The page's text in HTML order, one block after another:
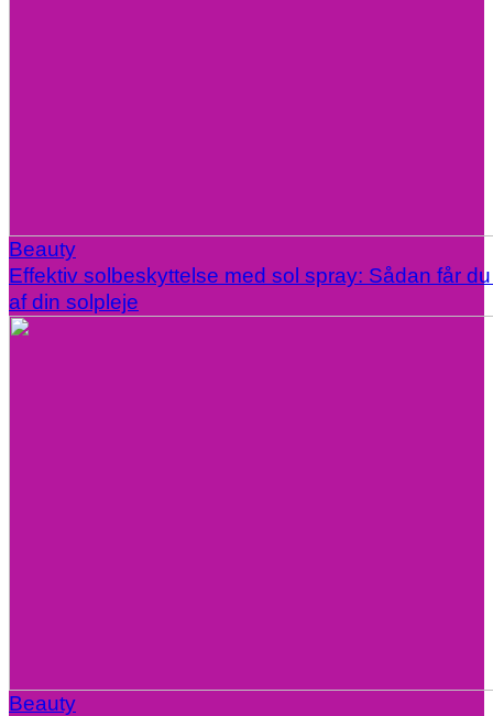
Beauty
Effektiv solbeskyttelse med sol spray: Sådan får
af din solpleje
Beauty